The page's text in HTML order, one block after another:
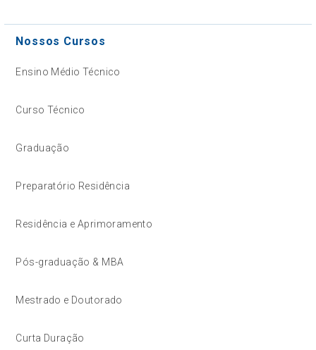
Nossos Cursos
Ensino Médio Técnico
Curso Técnico
Graduação
Preparatório Residência
Residência e Aprimoramento
Pós-graduação & MBA
Mestrado e Doutorado
Curta Duração